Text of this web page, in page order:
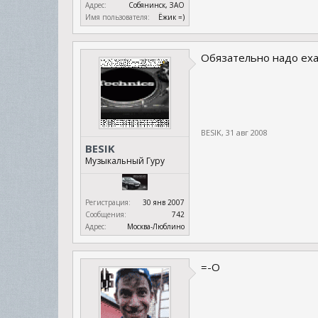
Адрес:
Собянинск, ЗАО
Имя пользователя:
Ёжик =)
BESIK
Музыкальный Гуру
Регистрация:
30 янв 2007
Сообщения:
742
Адрес:
Москва-Люблино
Обязательно надо
BESIK, 31 авг 2008
=-O